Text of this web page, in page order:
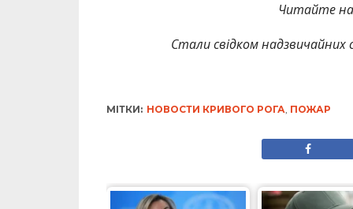
Читайте
Стали свідком надзвичайних
МІТКИ: НОВОСТИ КРИВОГО РОГА, ПОЖАР